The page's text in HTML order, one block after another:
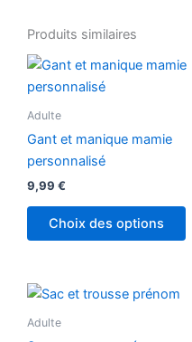
Produits similaires
Adulte
Gant et manique mamie
personnalisé
9,99 €
Choix des options
Adulte
Plage
de